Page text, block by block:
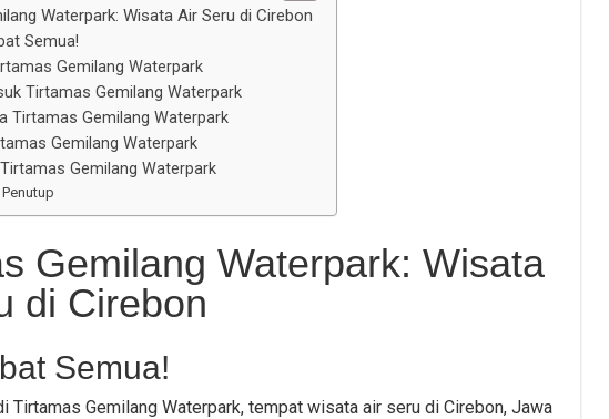
Waterpark: Wisata Air Seru di Cirebon
Semua!
Gemilang Waterpark
Tirtamas Gemilang Waterpark
Tirtamas Gemilang Waterpark
Gemilang Waterpark
Gemilang Waterpark
Penutup
Gemilang Waterpark: Wisata
di Cirebon
Semua!
Tirtamas Gemilang Waterpark, tempat wisata air seru di Cirebon, Jawa